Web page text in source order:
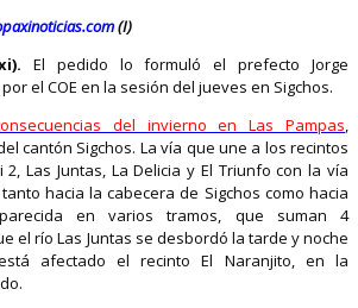
(I)
El pedido lo formuló el prefecto Jorge
el COE en la sesión del jueves en Sigchos.
del invierno en Las Pampas,
cantón Sigchos. La vía que une a los recintos
2, Las Juntas, La Delicia y El Triunfo con la vía
hacia la cabecera de Sigchos como hacia
en varios tramos, que suman 4
el río Las Juntas se desbordó la tarde y noche
afectado el recinto El Naranjito, en la